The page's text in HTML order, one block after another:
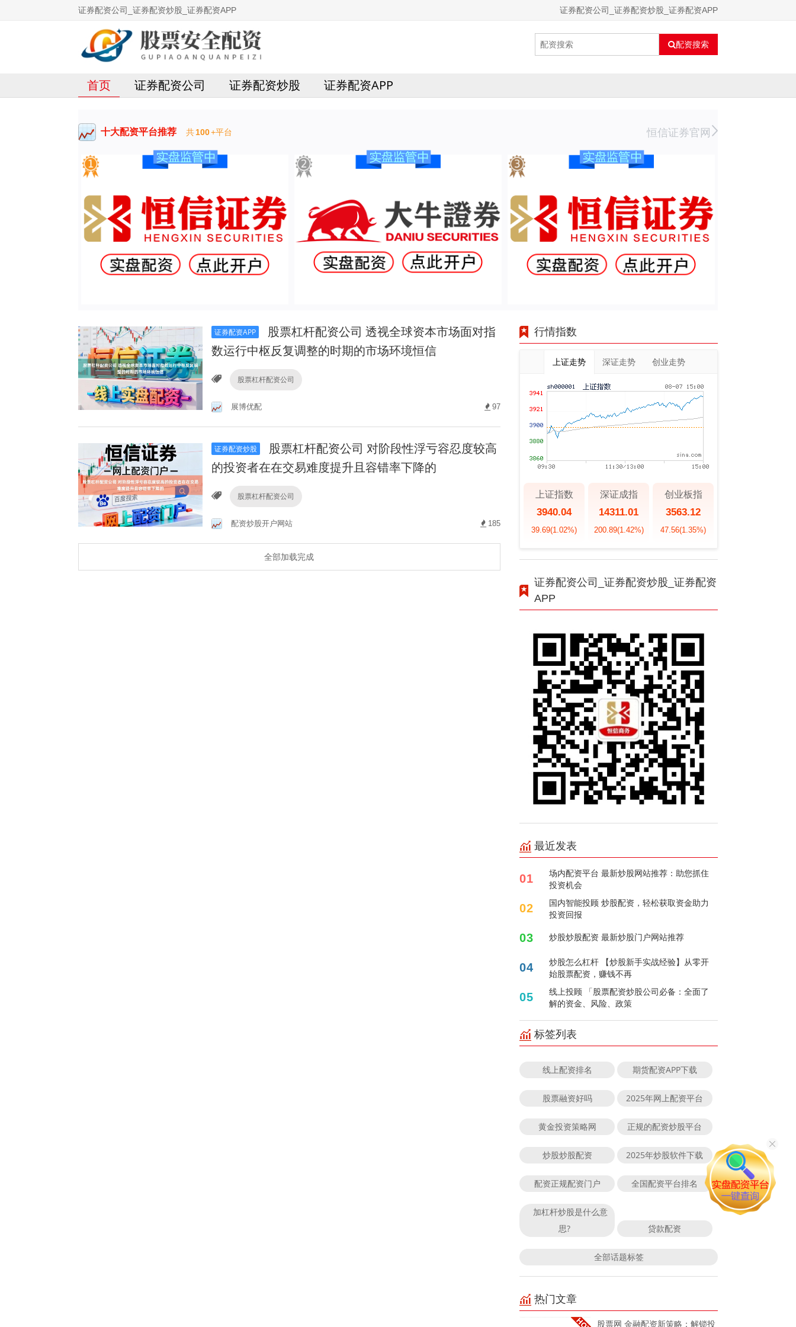
证券配资公司_证券配资炒股_证券配资APP 证券配资公司_证券配资炒股_证券配资APP
配资搜索
首页 证券配资公司 证券配资炒股 证券配资APP
十大配资平台推荐 共100+平台 恒信证券官网
证券配资APP
股票杠杆配资公司 透视全球资本市场面对指
数运行中枢反复调整的时期的市场环境恒信
股票杠杆配资公司
展博优配 97
证券配资炒股
股票杠杆配资公司 对阶段性浮亏容忍度较高
的投资者在在交易难度提升且容错率下降的
股票杠杆配资公司
配资炒股开户网站 185
全部加载完成
行情指数
上证走势 深证走势 创业走势
上证指数
3940.04
39.69(1.02%)
深证成指
14311.01
200.89(1.42%)
创业板指
3563.12
47.56(1.35%)
证券配资公司_证券配资炒股_证券配资
APP
最近发表
01
场内配资平台 最新炒股网站推荐：助您抓住
投资机会
02
国内智能投顾 炒股配资，轻松获取资金助力
投资回报
03 炒股炒股配资 最新炒股门户网站推荐
04
炒股怎么杠杆 【炒股新手实战经验】从零开
始股票配资，赚钱不再
05
线上投顾 「股票配资炒股公司必备：全面了
解的资金、风险、政策
标签列表
线上配资排名 期货配资APP下载
股票融资好吗 2025年网上配资平台
黄金投资策略网 正规的配资炒股平台
炒股炒股配资 2025年炒股软件下载
配资正规配资门户 全国配资平台排名
加杠杆炒股是什么意
思?
贷款配资
全部话题标签
热门文章
股票网 金融配资新策略：解锁投